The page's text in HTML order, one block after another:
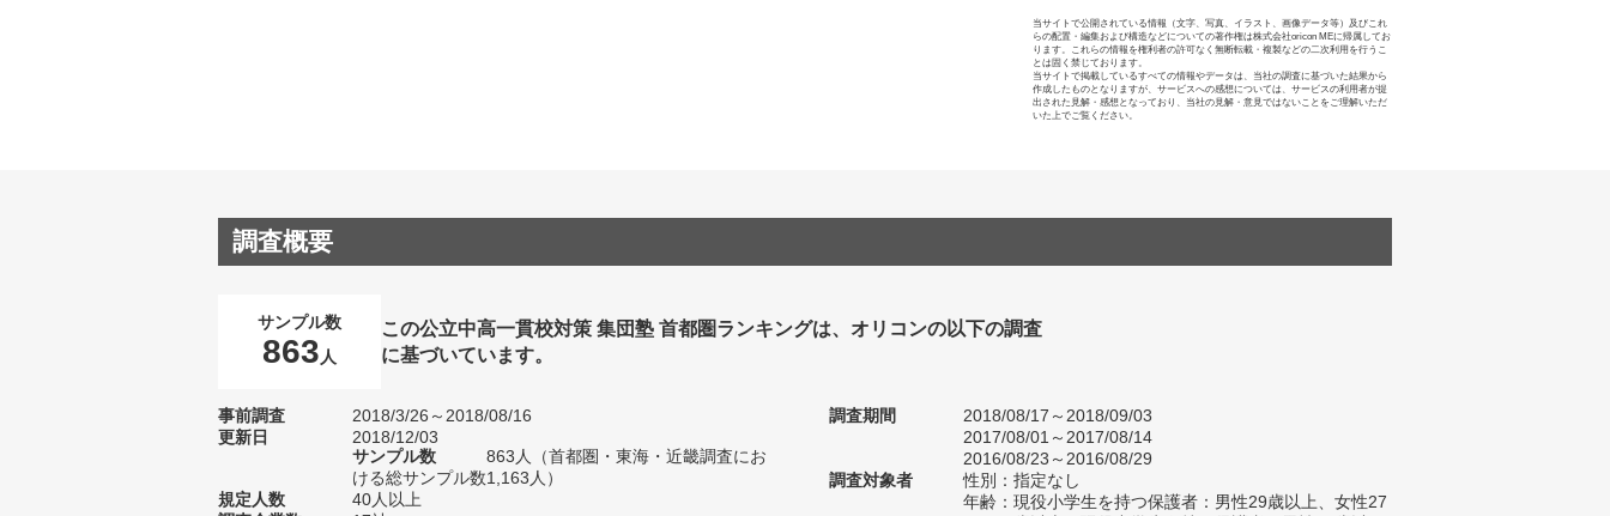
当サイトで公開されている情報（文字、写真、イラスト、画像データ等）及びこれ
らの配置・編集および構造などについての著作権は株式会社oricon MEに帰属してお
ります。これらの情報を権利者の許可なく無断転載・複製などの二次利用を行うこ
とは固く禁じております。
当サイトで掲載しているすべての情報やデータは、当社の調査に基づいた結果から
作成したものとなりますが、サービスへの感想については、サービスの利用者が提
出された見解・感想となっており、当社の見解・意見ではないことをご理解いただ
いた上でご覧ください。
調査概要
サンプル数
863 人
この公立中高一貫校対策 集団塾 首都圏ランキングは、オリコンの以下の調査
に基づいています。
事前調査
2018/3/26～2018/08/16
更新日
2018/12/03
サンプル数
863人（首都圏・東海・近畿調査にお
ける総サンプル数1,163人）
規定人数
40人以上
調査期間
2018/08/17～2018/09/03
2017/08/01～2017/08/14
2016/08/23～2016/08/29
調査対象者
性別：指定なし
年齢：現役小学生を持つ保護者：男性29歳以上、女性27